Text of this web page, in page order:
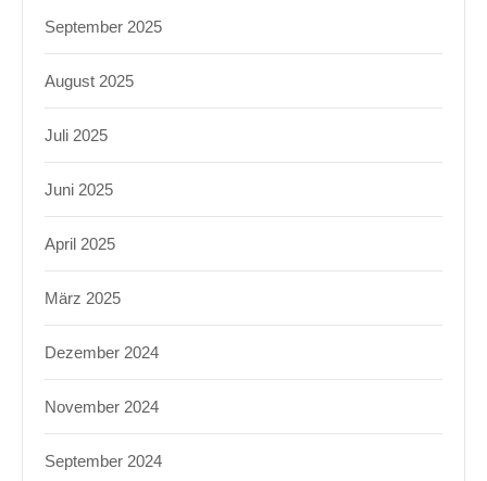
September 2025
August 2025
Juli 2025
Juni 2025
April 2025
März 2025
Dezember 2024
November 2024
September 2024